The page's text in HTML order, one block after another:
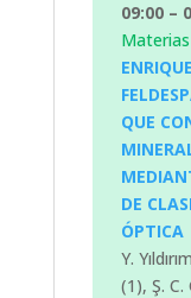
09:00 –
QUE
DE
ÓPTICA
Y.
(1), Ş. C.